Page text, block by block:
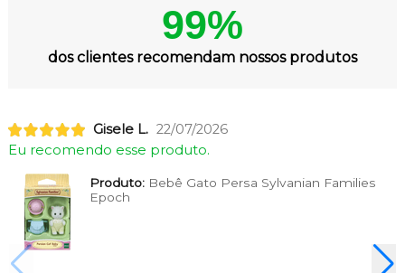
99%
dos clientes recomendam nossos produtos
Gisele L. 22/07/2026
Eu recomendo esse produto.
Produto:Bebê Gato Persa Sylvanian Families
Epoch